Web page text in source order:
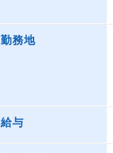
勤務地
給与